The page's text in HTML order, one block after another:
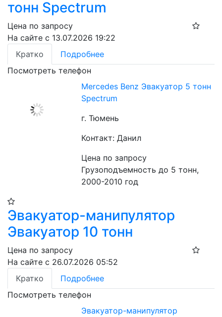
тонн Spectrum
Цена по запросу
На сайте с 13.07.2026 19:22
Кратко
Подробнее
Посмотреть телефон
Mercedes Benz Эвакуатор 5 тонн
Spectrum
г. Тюмень
Контакт: Данил
Цена по запросу
Грузоподъемность до 5 тонн,
2000-2010 год
Эвакуатор-манипулятор
Эвакуатор 10 тонн
Цена по запросу
На сайте с 26.07.2026 05:52
Кратко
Подробнее
Посмотреть телефон
Эвакуатор-манипулятор